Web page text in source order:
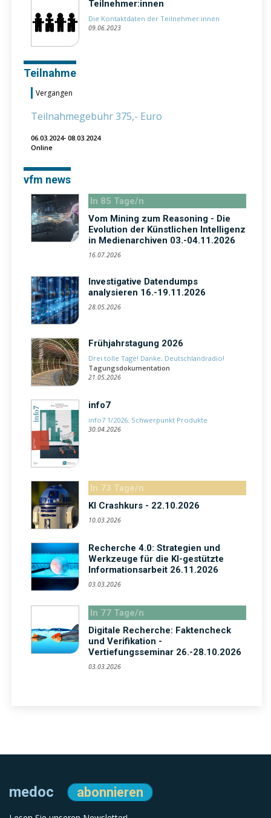
Teilnehmer:innen
Die Kontaktdaten der Teilnehmer:innen
09.06.2023
Teilnahme
Vergangen
Teilnahmegebühr 375,- Euro
06.03.2024- 08.03.2024
Online
vfm news
In 85 Tage/n
Vom Mining zum Reasoning - Die
Evolution der Künstlichen Intelligenz
in Medienarchiven 03.-04.11.2026
16.07.2026
Investigative Datendumps
analysieren 16.-19.11.2026
28.05.2026
Frühjahrstagung 2026
Drei tolle Tage! Danke, Deutschlandradio!
Tagungsdokumentation
21.05.2026
info7
info7 1/2026: Schwerpunkt Produkte
30.04.2026
In 73 Tage/n
KI Crashkurs - 22.10.2026
10.03.2026
Recherche 4.0: Strategien und
Werkzeuge für die KI-gestützte
Informationsarbeit 26.11.2026
03.03.2026
In 77 Tage/n
Digitale Recherche: Faktencheck
und Verifikation -
Vertiefungsseminar 26.-28.10.2026
03.03.2026
medoc abonnieren